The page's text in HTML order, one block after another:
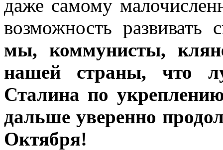
даже самому
возможность
мы, коммунисты,
нашей страны, что
Сталина по
дальше уверенно
Октября!